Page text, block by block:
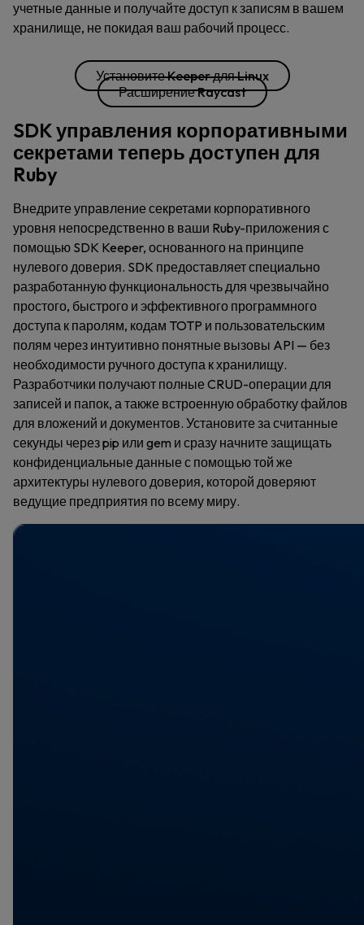
учетные данные и получайте доступ к записям в вашем
хранилище, не покидая ваш рабочий процесс.
Установите Keeper для Linux
Расширение Raycast
SDK управления корпоративными
секретами теперь доступен для
Ruby
Внедрите управление секретами корпоративного
уровня непосредственно в ваши Ruby-приложения с
помощью SDK Keeper, основанного на принципе
нулевого доверия. SDK предоставляет специально
разработанную функциональность для чрезвычайно
простого, быстрого и эффективного программного
доступа к паролям, кодам TOTP и пользовательским
полям через интуитивно понятные вызовы API — без
необходимости ручного доступа к хранилищу.
Разработчики получают полные CRUD-операции для
записей и папок, а также встроенную обработку файлов
для вложений и документов. Установите за считанные
секунды через pip или gem и сразу начните защищать
конфиденциальные данные с помощью той же
архитектуры нулевого доверия, которой доверяют
ведущие предприятия по всему миру.